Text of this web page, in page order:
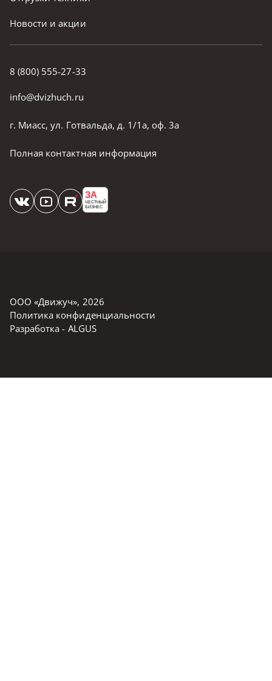
8 (800) 555-27-33
info@dvizhuch.ru
г. Миасс, ул. Готвальда, д. 1/1а, оф. 3а
Полная контактная информация
ЗА
ЧЕСТНЫЙ
БИЗНЕС
Новости и акции
ООО «Движуч», 2026
Политика конфиденциальности
Разработка - ALGUS